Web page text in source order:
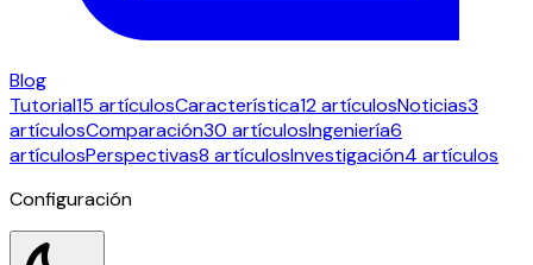
Blog
Tutorial15 artículosCaracterística12 artículosNoticias3
artículosComparación30 artículosIngeniería6
artículosPerspectivas8 artículosInvestigación4 artículos
Configuración